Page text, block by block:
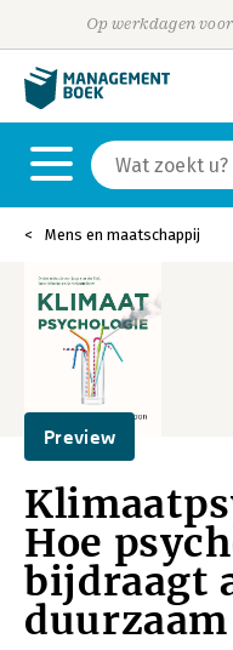
Op werkdagen
Mens en maatschappij
Preview
Hoe
bijdraagt